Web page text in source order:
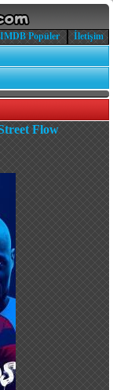
IMDB Popüler
İletişim
Flow